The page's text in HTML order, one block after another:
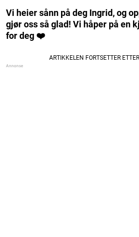
Vi heier sånn på deg Ingrid, og
gjør oss så glad! Vi håper på en
for deg ❤️